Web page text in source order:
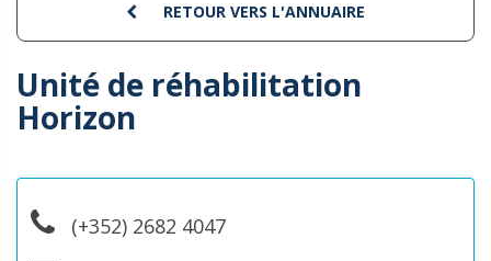
RETOUR VERS L'ANNUAIRE
Unité de réhabilitation
Horizon
(+352) 2682 4047